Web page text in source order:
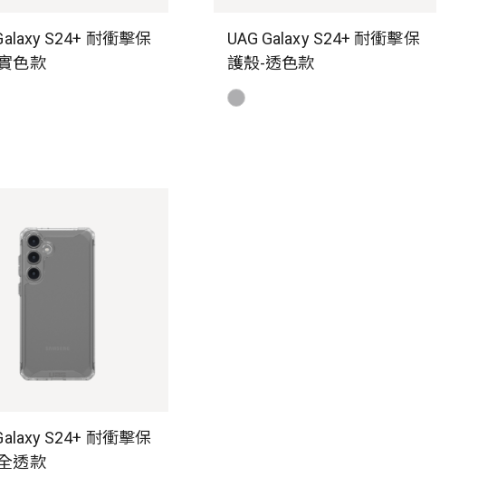
S24+ 耐衝擊保
色款
UAG Galaxy S24+ 耐衝擊保
護殼-透色款
S24+ 耐衝擊保
透款